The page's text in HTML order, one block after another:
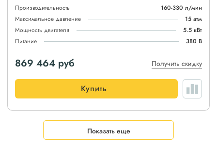
Производительность
160-330 л/мин
Максимальное давление
15 атм
Мощность двигателя
5.5 кВт
Питание
380 В
869 464 руб Получить скидку
Купить
Показать еще